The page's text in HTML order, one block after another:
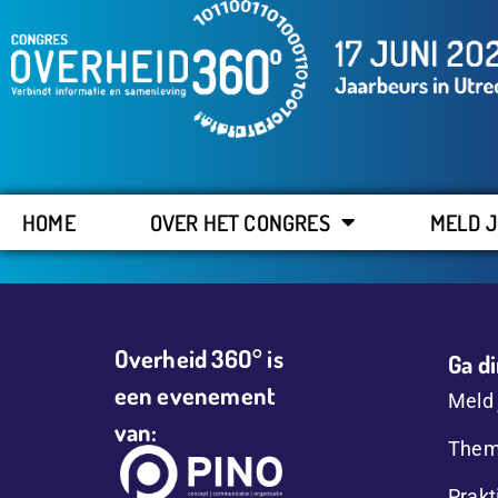
HOME OVER HET CONGRES MELD
Overheid 36O° is
een evenement
van:
Ga
Meld